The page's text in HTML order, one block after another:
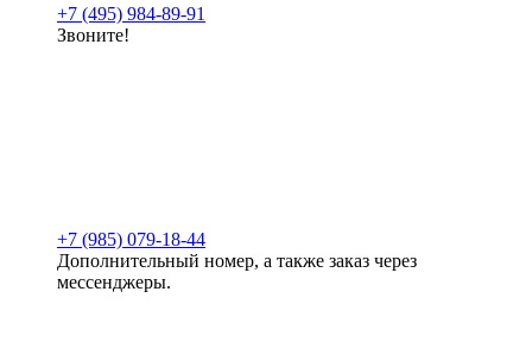
+7 (495) 984-89-91
Звоните!
+7 (985) 079-18-44
Дополнительный номер, а также заказ через
мессенджеры.